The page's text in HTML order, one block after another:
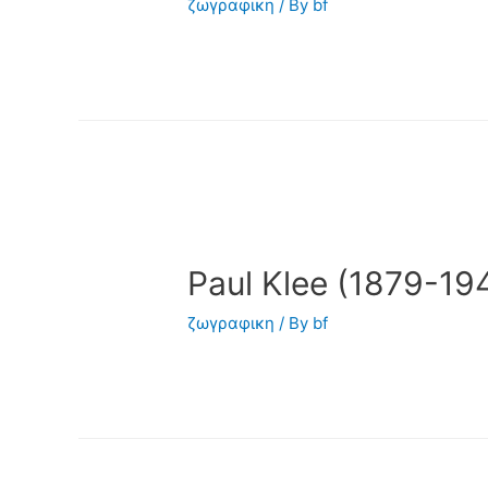
ζωγραφικη / By bf
Paul Klee (1879-
ζωγραφικη / By bf